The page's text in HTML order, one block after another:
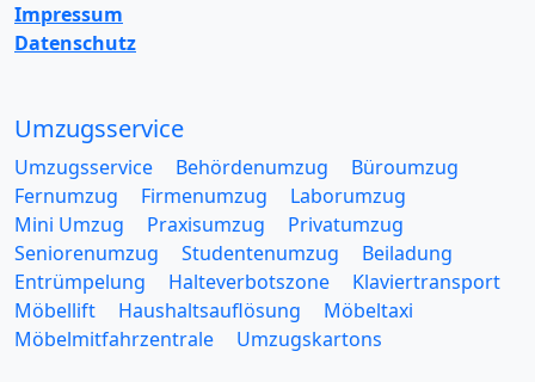
Impressum
Datenschutz
Umzugsservice
Umzugsservice Behördenumzug
Büroumzug
Fernumzug
Firmenumzug
Laborumzug
Mini Umzug
Praxisumzug
Privatumzug
Seniorenumzug
Studentenumzug
Beiladung
Entrümpelung
Halteverbotszone
Klaviertransport
Möbellift
Haushaltsauflösung
Möbeltaxi
Möbelmitfahrzentrale
Umzugskartons